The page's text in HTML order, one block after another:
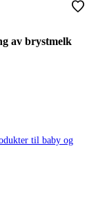
av brystmelk
til baby og